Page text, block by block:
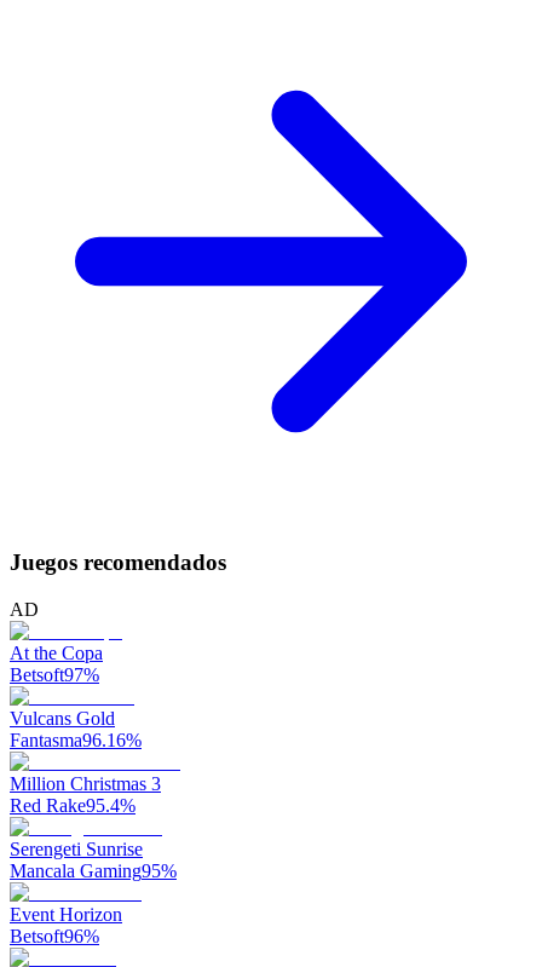
Juegos recomendados
AD
At the Copa
Betsoft97%
Vulcans Gold
Fantasma96.16%
Million Christmas 3
Red Rake95.4%
Serengeti Sunrise
Mancala Gaming95%
Event Horizon
Betsoft96%